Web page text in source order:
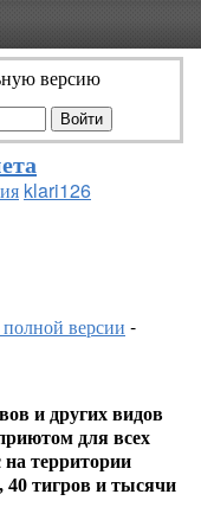
версию
klari126
версии -
и других видов
для всех
территории
40 тигров и тысячи